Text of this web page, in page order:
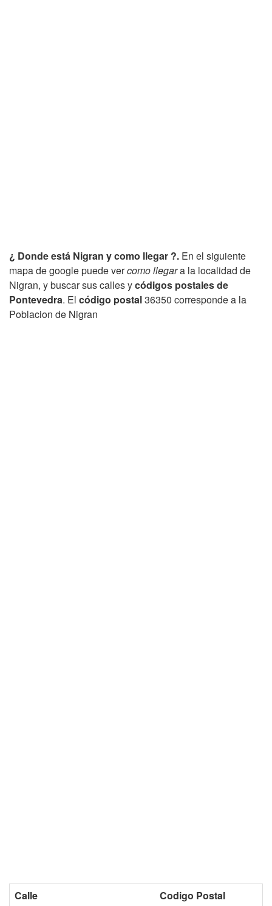
¿ Donde está Nigran y como llegar ?. En el siguiente
mapa de google puede vercomo llegara la localidad de
Nigran, y buscar sus calles ycódigos postales de
Pontevedra. El código postal36350 corresponde a la
Poblacion de Nigran
Calle Codigo Postal